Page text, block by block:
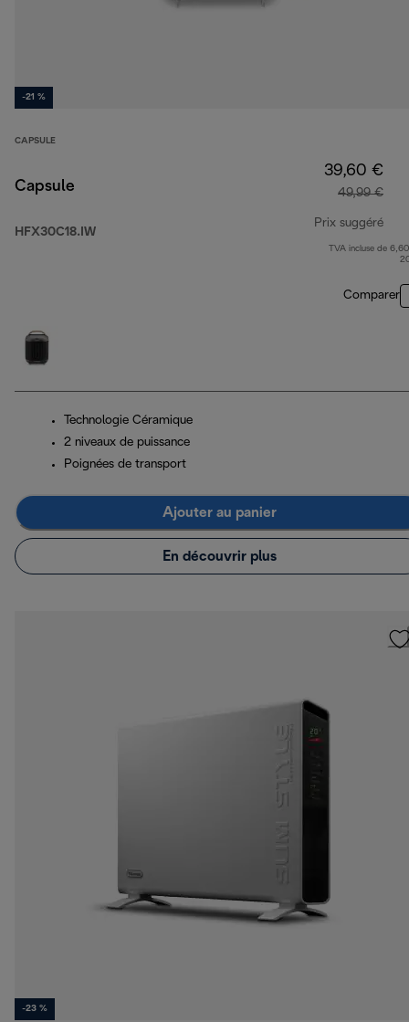
-21 %
CAPSULE
Capsule
HFX30C18.IW
39,60 €
49,99 €
Prix suggéré
TVA incluse de
Comparer
Technologie Céramique
2 niveaux de puissance
Poignées de transport
Ajouter au panier
En découvrir plus
-23 %